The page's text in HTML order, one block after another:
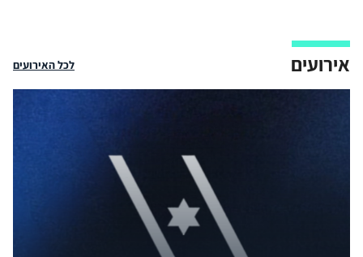
אירועים לכל האירועים